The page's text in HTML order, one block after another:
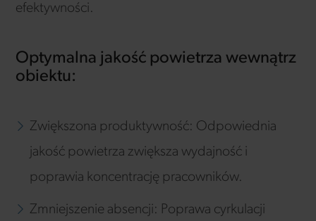
efektywności.
Optymalna jakość powietrza wewnątrz
obiektu:
Zwiększona produktywność: Odpowiednia
jakość powietrza zwiększa wydajność i
poprawia koncentrację pracowników.
Zmniejszenie absencji: Poprawa cyrkulacji